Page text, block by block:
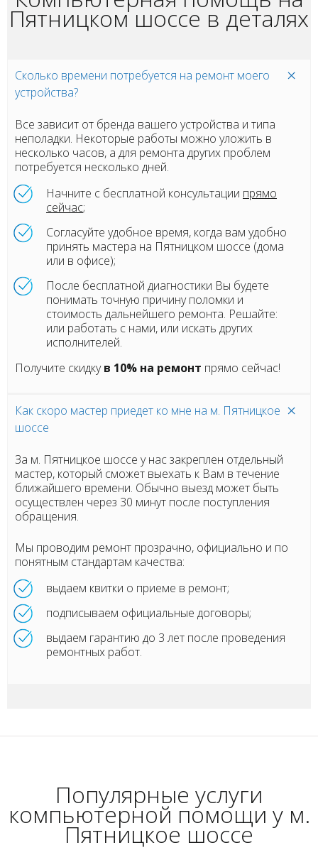
Пятницком шоссе в деталях
Сколько времени потребуется на ремонт моего
устройства?
Все зависит от бренда вашего устройства и типа
неполадки. Некоторые работы можно уложить в
несколько часов, а для ремонта других проблем
потребуется несколько дней.
Начните с бесплатной консультации прямо
сейчас;
Согласуйте удобное время, когда вам удобно
принять мастера на Пятницком шоссе (дома
или в офисе);
После бесплатной диагностики Вы будете
понимать точную причину поломки и
стоимость дальнейшего ремонта. Решайте:
или работать с нами, или искать других
исполнителей.
Получите скидкув 10% на ремонт прямо сейчас!
Как скоро мастер приедет ко мне на м. Пятницкое
шоссе
За м. Пятницкое шоссе у нас закреплен отдельный
мастер, который сможет выехать к Вам в течение
ближайшего времени. Обычно выезд может быть
осуществлен через 30 минут после поступления
обращения.
Мы проводим ремонт прозрачно, официально и по
понятным стандартам качества:
выдаем квитки о приеме в ремонт;
подписываем официальные договоры;
выдаем гарантию до 3 лет после проведения
ремонтных работ.
Популярные услуги
компьютерной помощи у м.
Пятницкое шоссе